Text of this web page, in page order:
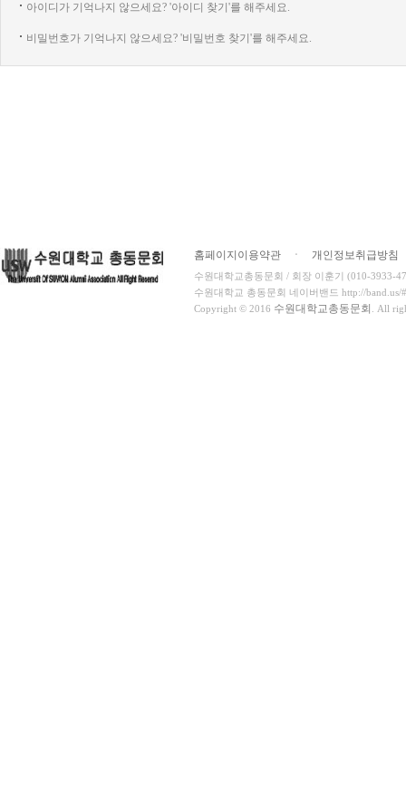
아이디가 기억나지 않으세요? '아이디 찾기'를 해주세요.
비밀번호가 기억나지 않으세요? '비밀번호 찾기'를 해주세요.
홈페이지이용약관 ㆍ 개인정보취급방침
수원대학교총동문회 / 회장 이훈기 (010-3933-
수원대학교 총동문회 네이버밴드 http://band.us/
Copyright © 2016 수원대학교총동문회 . All